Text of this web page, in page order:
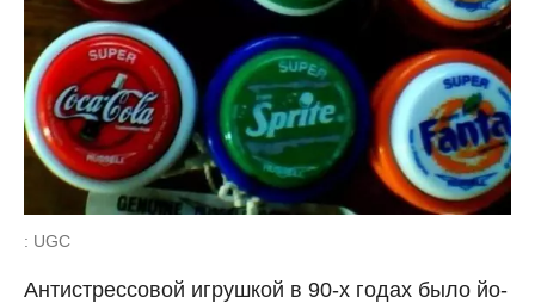
: UGC
Антистрессовой игрушкой в 90-х годах было йо-